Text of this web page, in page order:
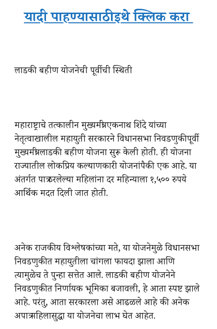
यादी पाहण्यासाठी इथे क्लिक करा
लाडकी बहीण योजनेची पूर्वीची स्थिती
महाराष्ट्राचे तत्कालीन मुख्यमंत्री एकनाथ शिंदे यांच्या
नेतृत्वाखालील महायुती सरकारने विधानसभा निवडणुकीपूर्वी
मुख्यमंत्री लाडकी बहीण योजना सुरू केली होती. ही योजना
राज्यातील लोकप्रिय कल्याणकारी योजनांपैकी एक आहे. या
अंतर्गत पात्र ठरलेल्या महिलांना दर महिन्याला १,५०० रुपये
आर्थिक मदत दिली जात होती.
अनेक राजकीय विश्लेषकांच्या मते, या योजनेमुळे विधानसभा
निवडणुकीत महायुतीला चांगला फायदा झाला आणि
त्यामुळेच ते पुन्हा सत्तेत आले. लाडकी बहीण योजनेने
निवडणुकीत निर्णायक भूमिका बजावली, हे आता स्पष्ट झाले
आहे. परंतु, आता सरकारला असे आढळले आहे की अनेक
अपात्र महिलासुद्धा या योजनेचा लाभ घेत आहेत.